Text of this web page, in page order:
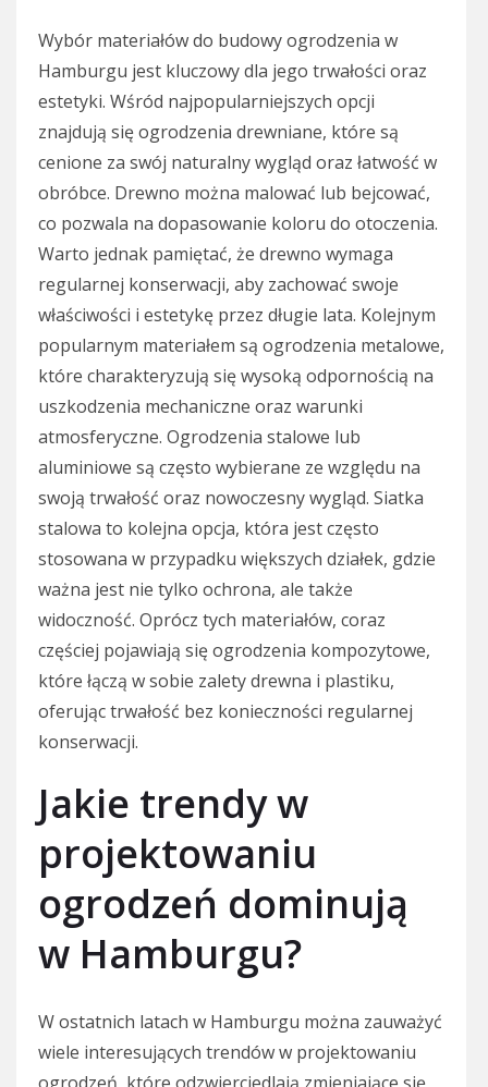
Wybór materiałów do budowy ogrodzenia w
Hamburgu jest kluczowy dla jego trwałości oraz
estetyki. Wśród najpopularniejszych opcji
znajdują się ogrodzenia drewniane, które są
cenione za swój naturalny wygląd oraz łatwość w
obróbce. Drewno można malować lub bejcować,
co pozwala na dopasowanie koloru do otoczenia.
Warto jednak pamiętać, że drewno wymaga
regularnej konserwacji, aby zachować swoje
właściwości i estetykę przez długie lata. Kolejnym
popularnym materiałem są ogrodzenia metalowe,
które charakteryzują się wysoką odpornością na
uszkodzenia mechaniczne oraz warunki
atmosferyczne. Ogrodzenia stalowe lub
aluminiowe są często wybierane ze względu na
swoją trwałość oraz nowoczesny wygląd. Siatka
stalowa to kolejna opcja, która jest często
stosowana w przypadku większych działek, gdzie
ważna jest nie tylko ochrona, ale także
widoczność. Oprócz tych materiałów, coraz
częściej pojawiają się ogrodzenia kompozytowe,
które łączą w sobie zalety drewna i plastiku,
oferując trwałość bez konieczności regularnej
konserwacji.
Jakie trendy w
projektowaniu
ogrodzeń dominują
w Hamburgu?
W ostatnich latach w Hamburgu można zauważyć
wiele interesujących trendów w projektowaniu